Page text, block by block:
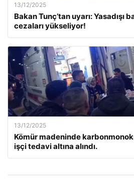
13/12/2025
Bakan Tunç’tan uyarı: Yasadışı
cezaları yükseliyor!
13/12/2025
Kömür madeninde
işçi tedavi altına alındı.